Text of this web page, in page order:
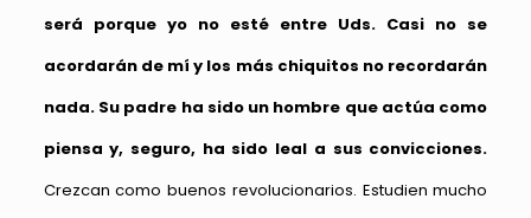
será porque yo no esté entre Uds. Casi no se
acordarán de mí y los más chiquitos no recordarán
nada. Su padre ha sido un hombre que actúa como
piensa y, seguro, ha sido leal a sus convicciones.
Crezcan como buenos revolucionarios. Estudien mucho